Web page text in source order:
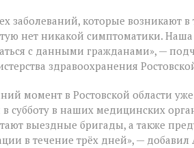
заболеваний, которые возникают
нет никакой симптоматики.
с данными гражданами», —
здравоохранения
момент в Ростовской области
субботу в наших медицинских
выездные бригады, а также
в течение трёх дней», —